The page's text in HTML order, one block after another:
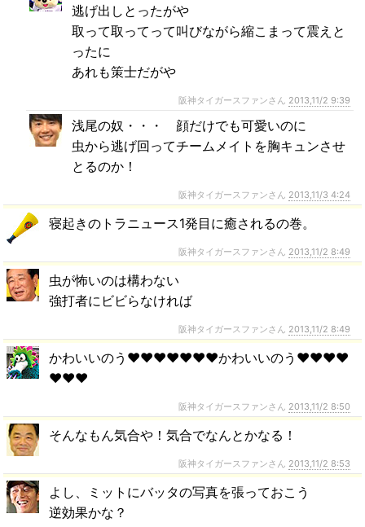
逃げ出しとったがや
取って取ってって叫びながら縮こまって震えと
ったに
あれも策士だがや
阪神タイガースファンさん 2013,11/2 9:39
浅尾の奴・・・ 顔だけでも可愛いのに
虫から逃げ回ってチームメイトを胸キュンさせ
とるのか！
阪神タイガースファンさん 2013,11/3 4:24
寝起きのトラニュース1発目に癒されるの巻。
阪神タイガースファンさん 2013,11/2 8:49
虫が怖いのは構わない
強打者にビビらなければ
阪神タイガースファンさん 2013,11/2 8:49
かわいいのう♥♥♥♥♥♥♥かわいいのう♥♥♥♥
♥♥♥
阪神タイガースファンさん 2013,11/2 8:50
そんなもん気合や！気合でなんとかなる！
阪神タイガースファンさん 2013,11/2 8:53
よし、ミットにバッタの写真を張っておこう
逆効果かな？